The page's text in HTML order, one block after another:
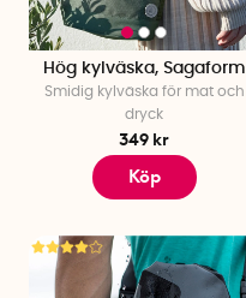
Hög kylväska, Sagaform
Smidig kylväska för mat och
dryck
349 kr
Köp